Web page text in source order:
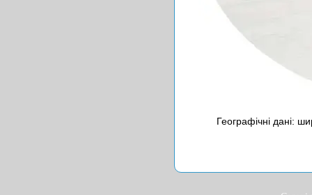
Географічні дані: